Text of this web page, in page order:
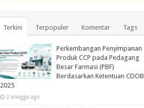
Terkini Terpopuler Komentar Tags
Perkembangan Penyimpanan
Produk CCP pada Pedagang
Besar Farmasi (PBF)
Berdasarkan Ketentuan CDOB
2025
2 minggu ago